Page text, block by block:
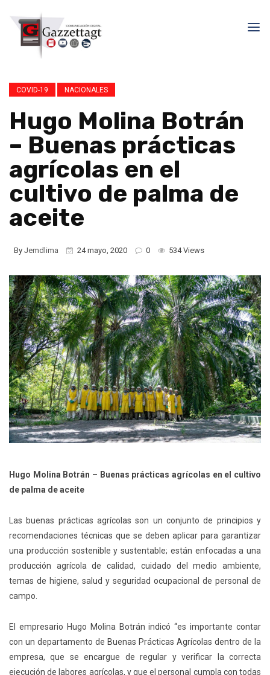
COVID-19 NACIONALES
Hugo Molina Botrán
– Buenas prácticas
agrícolas en el
cultivo de palma de
aceite
By Jemdlima 24 mayo, 2020 0 534 Views
Hugo Molina Botrán – Buenas prácticas agrícolas en el cultivo
de palma de aceite
Las buenas prácticas agrícolas son un conjunto de principios y
recomendaciones técnicas que se deben aplicar para garantizar
una producción sostenible y sustentable; están enfocadas a una
producción agrícola de calidad, cuidado del medio ambiente,
temas de higiene, salud y seguridad ocupacional de personal de
campo.
El empresario Hugo Molina Botrán indicó “es importante contar
con un departamento de Buenas Prácticas Agrícolas dentro de la
empresa, que se encargue de regular y verificar la correcta
ejecución de labores agrícolas, y que el personal cumpla con todas